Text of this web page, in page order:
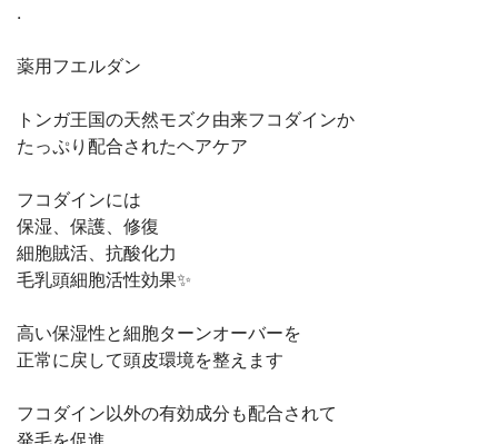
.
薬用フエルダン
トンガ王国の天然モズク由来フコダインか
たっぷり配合されたヘアケア
フコダインには
保湿、保護、修復
細胞賊活、抗酸化力
毛乳頭細胞活性効果✨
高い保湿性と細胞ターンオーバーを
正常に戻して頭皮環境を整えます
フコダイン以外の有効成分も配合されて
発毛を促進